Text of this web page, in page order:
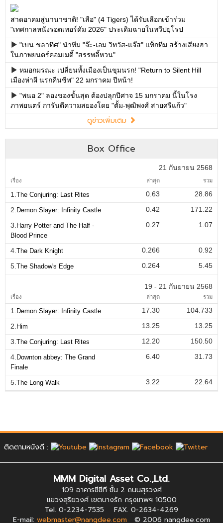
สาดอาคมสู่นานาชาติ! "เสือ" (4 Tigers) ได้รับเลือกเข้าร่วม
"เทศกาลหนังรอตเทอร์ดัม 2026" ประเดิมฉายในทวีปยุโรป
"เบน ชลาทิศ" นำทีม "จ๊ะ-เอม วิทวัส-แจ๊ส" แท็กทีม สร้างเสียงฮา
ในภาพยนตร์คอมเมดี้ "สรรพลี้หวน"
หมอกมรณะ เปลี่ยนทั้งเมืองเป็นขุมนรก! "Return to Silent Hill
เมืองห่าผี นรกคืนชีพ" 22 มกราคม ปีหน้า!
"พนอ 2" ลองของขั้นสุด ต้องปลุกปีศาจ 15 มกราคม นี้ในโรง
ภาพยนตร์ การันตีความสยองโดย "ตั้ม-พุฒิพงศ์ สายศรีแก้ว"
ดูข่าวเพิ่มเติม
Box Office
21 กันยายน 2568
เรื่อง ล่าสุด รวม
1. The Conjuring: Last Rites 0.63
28.86
2. Demon Slayer: Infinity Castle 0.42
171.22
3. Harry Potter and The Half -
Blood Prince
0.27 1.07
4. The Dark Knight 0.266
0.92
5. The Shadow's Edge 0.264 5.45
19 - 21 กันยายน 2568
เรื่อง ล่าสุด รวม
1. Demon Slayer: Infinity Castle 17.30
104.733
2. Him 13.25
13.25
3. The Conjuring: Last Rites 12.20
150.50
4. Downton abbey: The Grand
Finale
6.40 31.73
5. The Long Walk 3.22 22.64
ติดตามหนังดี :
MMM Digital Asset Co.,Ltd.
109 อาคารซีซีที ชั้น 2 ถนนสุรวงศ์
แขวงสุริยวงศ์ เขตบางรัก กรุงเทพฯ 10500
Tel. 0-2234-7535 FAX. 0-2634-4269
E-mail: webmaster@nangdee.com © 2006 nangdee.com